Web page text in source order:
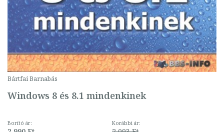
Bártfai Barnabás
Windows 8 és 8.1 mindenkinek
Borító ár: Korábbi ár: